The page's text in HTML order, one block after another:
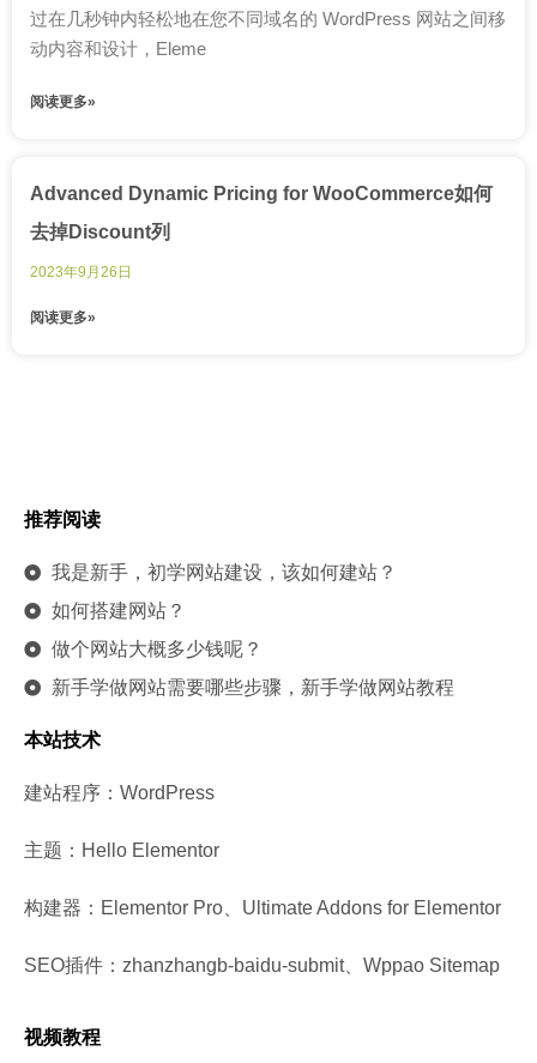
过在几秒钟内轻松地在您不同域名的 WordPress 网站之间移
动内容和设计，Eleme
阅读更多»
Advanced Dynamic Pricing for WooCommerce如何
去掉Discount列
2023年9月26日
阅读更多»
推荐阅读
我是新手，初学网站建设，该如何建站？
如何搭建网站？
做个网站大概多少钱呢？
新手学做网站需要哪些步骤，新手学做网站教程
本站技术
建站程序：WordPress
主题：Hello Elementor
构建器：Elementor Pro、Ultimate Addons for Elementor
SEO插件：zhanzhangb-baidu-submit、Wppao Sitemap
视频教程